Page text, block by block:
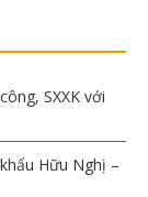
SXXK với
Hữu Nghị –